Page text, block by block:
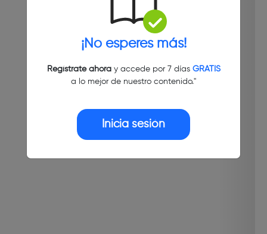
¡No esperes más!
Regístrate ahoray accede por 7 días GRATIS
a lo mejor de nuestro contenido."
Inicia sesión